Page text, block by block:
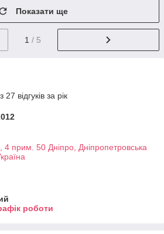
Показати ще
1 / 5
відгуків за рік
4 прим. 50 Дніпро, Дніпропетровська
роботи